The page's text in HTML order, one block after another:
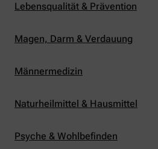
Lebensqualität & Prävention
Magen, Darm & Verdauung
Männermedizin
Naturheilmittel & Hausmittel
Psyche & Wohlbefinden